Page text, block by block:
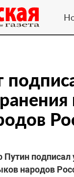
народов